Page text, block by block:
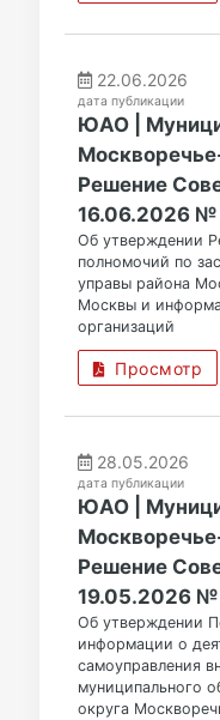
22.06.2026
дата публикации
ЮАО |
Решение
16.06.2026 №
Об утверждении
полномочий по
управы района
Москвы и
организаций
Просмотр
28.05.2026
дата публикации
ЮАО |
Решение
19.05.2026
Об утверждении
информации о
самоуправления
муниципального
округа